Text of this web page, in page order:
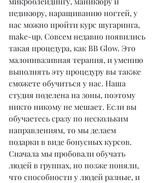
педикюру, наращиванию ногтей, у
нас можно пройти курс шугаринга,
make-up. Совсем недавно появились
такая процедура, как BB Glow. Это
малоинвазивная терапия, и умению
выполнять эту процедуру вы также
сможете обучиться у нас. Наша
студия поделена на зоны, поэтому
никто никому не мешает. Если вы
обучаетесь сразу по нескольким
направлениям, то мы делаем
подарки в виде бонусных курсов.
Сначала мы пробовали обучать
людей в группах, но позже поняли,
что способности у людей разные, и